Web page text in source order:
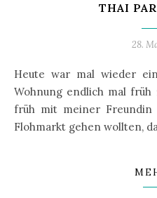
THAI
28.
Heute war mal wieder ein wundervoller Tag um die
Wohnung endlich mal früh
früh mit meiner
Flohmarkt gehen wollten,